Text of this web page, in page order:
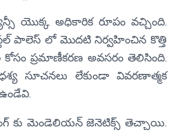
యొక్క అధికారిక రూపం వచ్చింది.
పాలెస్ లో మొదటి నిర్వహించిన కొత్తి
కోసం ప్రమాణీకరణ అవసరం తెలిసింది.
సూచనలు లేకుండా వివరణాత్మక
కు మెండెలియన్ జెనెటిక్స్ తెచ్చాయి.